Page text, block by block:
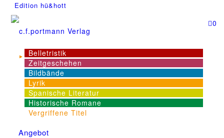
Edition hü&hott
0
NEWS
Dienstleistungen
Angebot
Belletristik
Zeitgeschehen
Bildbände
Lyrik
Spanische Literatur
Historische Romane
Vergriffene Titel